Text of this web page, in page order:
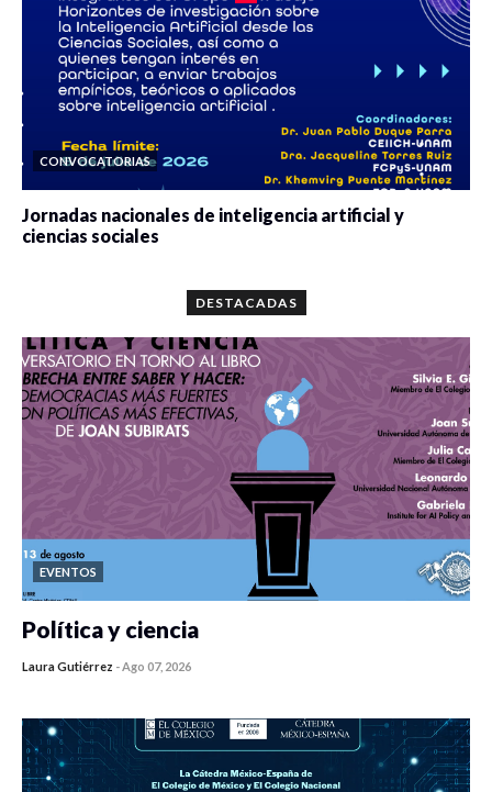
CONVOCATORIAS
Jornadas nacionales de inteligencia artificial y
ciencias sociales
DESTACADAS
EVENTOS
Política y ciencia
Laura Gutiérrez -Ago 07, 2026